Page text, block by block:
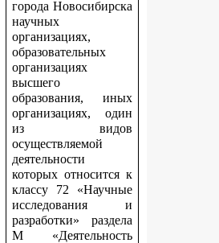
города Новосибирска
научных
организациях,
образовательных
организациях
высшего
образования, иных
организациях, один
из видов
осуществляемой
деятельности
которых относится к
классу 72 «Научные
исследования и
разработки» раздела
M «Деятельность